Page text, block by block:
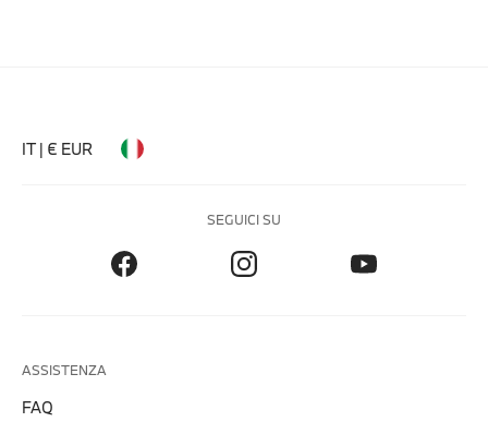
IT | € EUR
SEGUICI SU
ASSISTENZA
FAQ